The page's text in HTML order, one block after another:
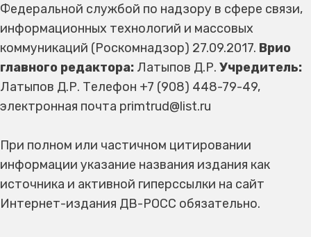
Федеральной службой по надзору в сфере связи,
информационных технологий и массовых
коммуникаций (Роскомнадзор) 27.09.2017. Врио
главного редактора: Латыпов Д.Р. Учредитель:
Латыпов Д.Р. Телефон +7 (908) 448-79-49,
электронная почта primtrud@list.ru
При полном или частичном цитировании
информации указание названия издания как
источника и активной гиперссылки на сайт
Интернет-издания ДВ-РОСС обязательно.